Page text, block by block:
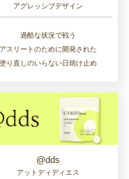
アグレッシブデザイン
過酷な状況で戦う
アスリートのために開発された
塗り直しのいらない日焼け止め
@dds
アットディディエス